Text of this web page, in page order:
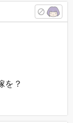
を？